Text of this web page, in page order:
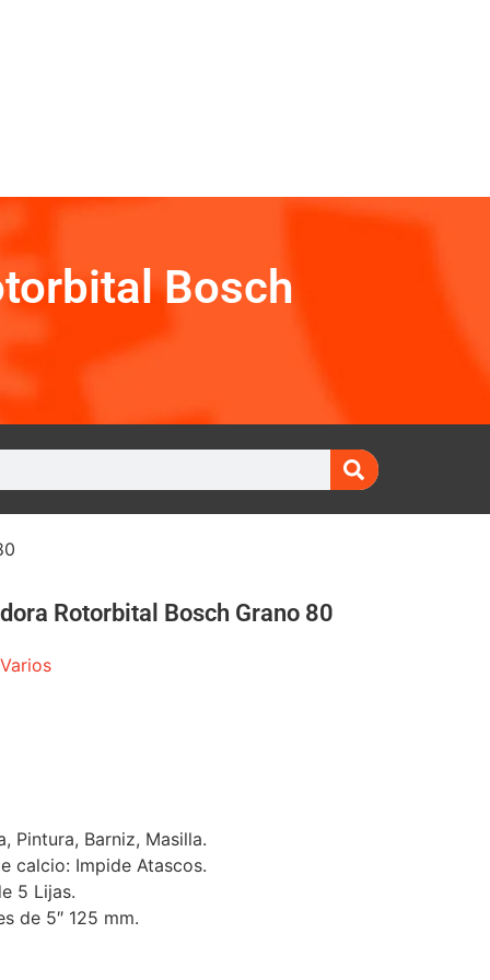
Bosch
Rotorbital Bosch Grano 80
Varios
Pintura, Barniz, Masilla.
calcio: Impide Atascos.
5 Lijas.
de 5″ 125 mm.